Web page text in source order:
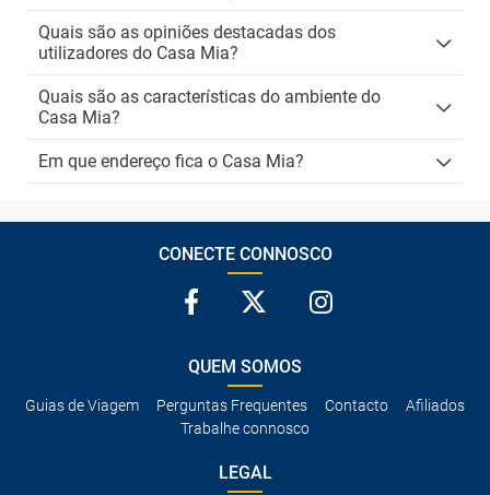
Quais são as opiniões destacadas dos
utilizadores do Casa Mia?
Quais são as características do ambiente do
Casa Mia?
Em que endereço fica o Casa Mia?
CONECTE CONNOSCO
QUEM SOMOS
Guias de Viagem Perguntas Frequentes Contacto
Afiliados
Trabalhe connosco
LEGAL